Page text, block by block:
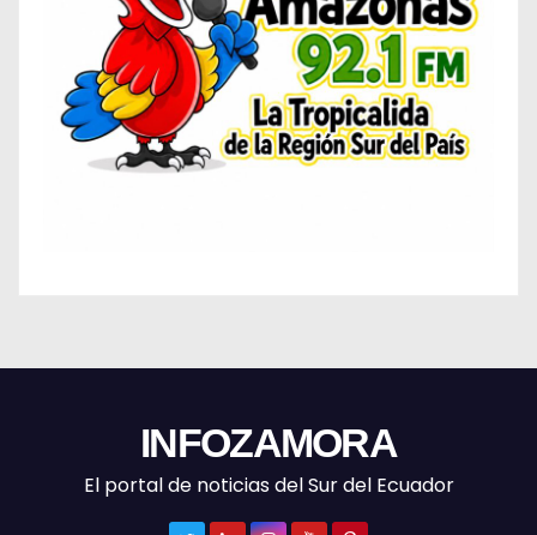
INFOZAMORA
El portal de noticias del Sur del Ecuador